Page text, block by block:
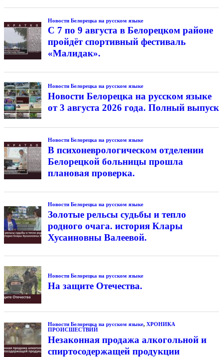
Новости Белорецка на русском языке
С 7 по 9 августа в Белорецком районе
пройдёт спортивный фестиваль
«Малидак».
Новости Белорецка на русском языке
Новости Белорецка на русском языке
от 3 августа 2026 года. Полный выпуск
Новости Белорецка на русском языке
В психоневрологическом отделении
Белорецкой больницы прошла
плановая проверка.
Новости Белорецка на русском языке
Золотые рельсы судьбы и тепло
родного очага. история Клары
Хусаиновны Валеевой.
Новости Белорецка на русском языке
На защите Отечества.
Новости Белорецка на русском языке, ХРОНИКА
ПРОИСШЕСТВИЙ
Незаконная продажа алкогольной и
спиртосодержащей продукции